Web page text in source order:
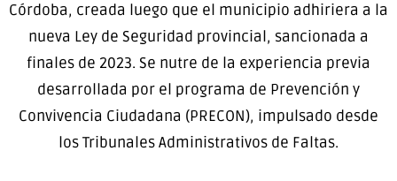
Córdoba, creada luego que el municipio adhiriera a la
nueva Ley de Seguridad provincial, sancionada a
finales de 2023. Se nutre de la experiencia previa
desarrollada por el programa de Prevención y
Convivencia Ciudadana (PRECON), impulsado desde
los Tribunales Administrativos de Faltas.